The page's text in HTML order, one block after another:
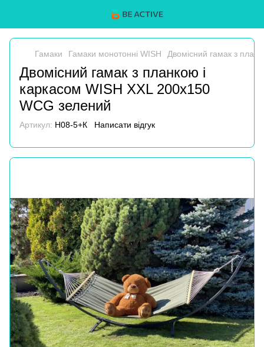
Гамаки Гамаки монотонні WISH Двомісний гамак з
Двомісний гамак з планкою і
каркасом WISH XXL 200х150
WCG зелений
Артикул: H08-5+К Написати відгук